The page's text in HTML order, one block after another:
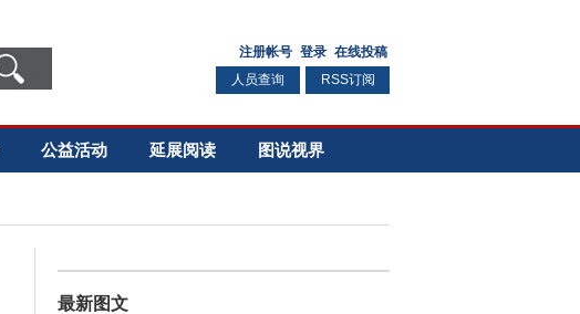
人员查询 RSS订阅
公益活动 延展阅读 图说视界
最新图文